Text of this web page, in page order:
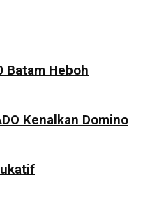
Batam Heboh
Kenalkan Domino